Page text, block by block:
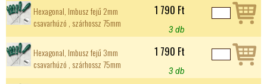
Hexagonal, Imbusz fejű 2mm
csavarhúzó , szárhossz 75mm
1 790 Ft
3 db
Hexagonal, Imbusz fejű 3mm
csavarhúzó , szárhossz 75mm
1 790 Ft
3 db